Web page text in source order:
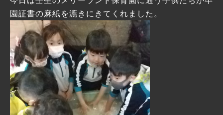
園証書の麻紙を漉きにきてくれました。